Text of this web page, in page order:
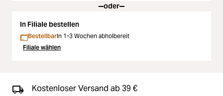
oder
In Filiale bestellen
BestellbarIn 1-3 Wochen abholbereit
Filiale wählen
Kostenloser Versand ab 39 €